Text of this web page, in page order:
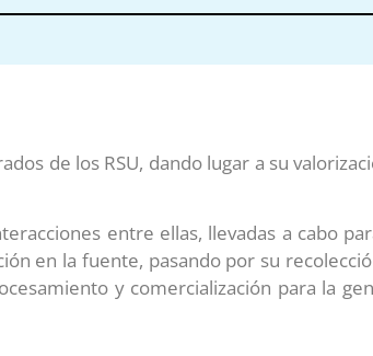
de los RSU, dando lugar a su
entre ellas, llevadas a cabo
en la fuente, pasando por su
y comercialización para la